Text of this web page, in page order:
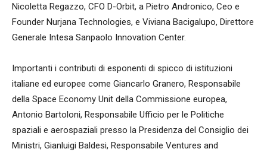
Nicoletta Regazzo, CFO D-Orbit, a Pietro Andronico, Ceo e
Founder Nurjana Technologies, e Viviana Bacigalupo, Direttore
Generale Intesa Sanpaolo Innovation Center.
Importanti i contributi di esponenti di spicco di istituzioni
italiane ed europee come Giancarlo Granero, Responsabile
della Space Economy Unit della Commissione europea,
Antonio Bartoloni, Responsabile Ufficio per le Politiche
spaziali e aerospaziali presso la Presidenza del Consiglio dei
Ministri, Gianluigi Baldesi, Responsabile Ventures and